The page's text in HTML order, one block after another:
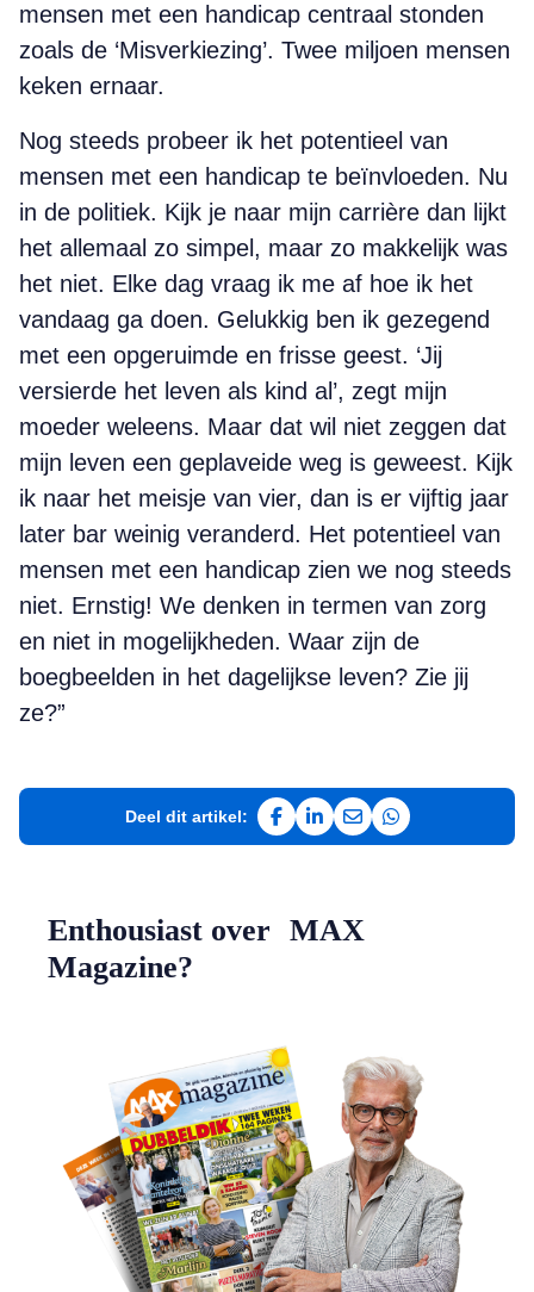
mensen met een handicap centraal stonden
zoals de ‘Misverkiezing’. Twee miljoen mensen
keken ernaar.
Nog steeds probeer ik het potentieel van
mensen met een handicap te beïnvloeden. Nu
in de politiek. Kijk je naar mijn carrière dan lijkt
het allemaal zo simpel, maar zo makkelijk was
het niet. Elke dag vraag ik me af hoe ik het
vandaag ga doen. Gelukkig ben ik gezegend
met een opgeruimde en frisse geest. ‘Jij
versierde het leven als kind al’, zegt mijn
moeder weleens. Maar dat wil niet zeggen dat
mijn leven een geplaveide weg is geweest. Kijk
ik naar het meisje van vier, dan is er vijftig jaar
later bar weinig veranderd. Het potentieel van
mensen met een handicap zien we nog steeds
niet. Ernstig! We denken in termen van zorg
en niet in mogelijkheden. Waar zijn de
boegbeelden in het dagelijkse leven? Zie jij
ze?”
Deel dit artikel:
Deel op Facebook
Deel op LinkedIn
Deel via e-mail
Deel via
Enthousiast over MAX
Magazine?